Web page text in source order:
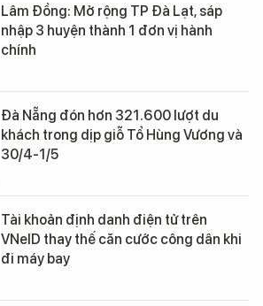
Lâm Đồng: Mở rộng TP Đà Lạt, sáp
nhập 3 huyện thành 1 đơn vị hành
chính
Đà Nẵng đón hơn 321.600 lượt du
khách trong dịp giỗ Tổ Hùng Vương và
30/4-1/5
Tài khoản định danh điện tử trên
VNeID thay thế căn cước công dân khi
đi máy bay